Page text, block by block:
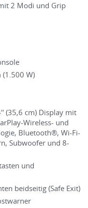
2 Modi und Grip
(1.500 W)
(35,6 cm) Display mit
Wireless- und
Bluetooth®, Wi-Fi-
Subwoofer und 8-
und
beidseitig (Safe Exit)